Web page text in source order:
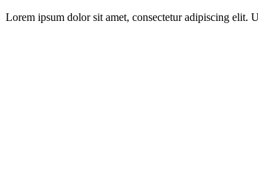
Lorem ipsum dolor sit amet, consectetur adipiscing elit.